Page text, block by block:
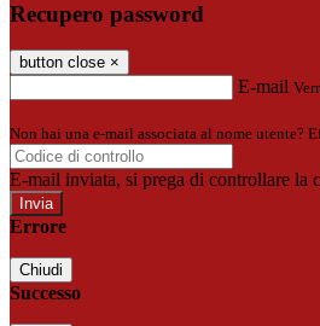
Recupero password
button close ×
E-mail
Non hai una e-mail associata al nome utente?
E-mail inviata, si prega di controllare la
Errore
Chiudi
Successo